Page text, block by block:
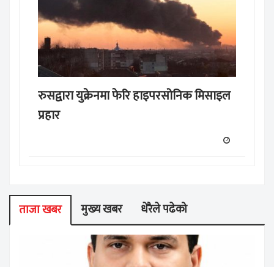
रुसद्वारा युक्रेनमा फेरि हाइपरसोनिक मिसाइल
प्रहार
ताजा खबर मुख्य खबर धेरैले पढेको